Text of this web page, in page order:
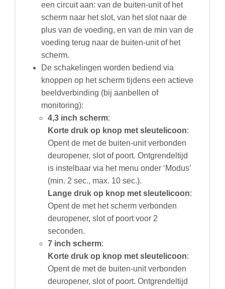
een circuit aan: van de buiten-unit of het
scherm naar het slot, van het slot naar de
plus van de voeding, en van de min van de
voeding terug naar de buiten-unit of het
scherm.
De schakelingen worden bediend via
knoppen op het scherm tijdens een actieve
beeldverbinding (bij aanbellen of
monitoring):
4,3 inch scherm:
Korte druk op knop met sleutelicoon:
Opent de met de buiten-unit verbonden
deuropener, slot of poort. Ontgrendeltijd
is instelbaar via het menu onder ‘Modus’
(min. 2 sec., max. 10 sec.).
Lange druk op knop met sleutelicoon:
Opent de met het scherm verbonden
deuropener, slot of poort voor 2
seconden.
7 inch scherm:
Korte druk op knop met sleutelicoon:
Opent de met de buiten-unit verbonden
deuropener, slot of poort. Ontgrendeltijd